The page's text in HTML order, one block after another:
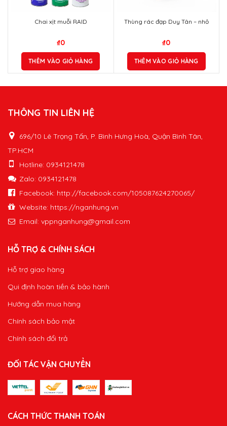
Chai xịt muỗi RAID
₫0
THÊM VÀO GIỎ HÀNG
Thùng rác đạp Duy Tân – nhỏ
₫0
THÊM VÀO GIỎ HÀNG
THÔNG TIN LIÊN HỆ
696/10 Lê Trọng Tấn, P. Bình Hưng Hoà, Quận Bình Tân,
TP.HCM
Hotline: 0934121478
Zalo: 0934121478
Facebook: http://facebook.com/105087624270065/
Website: https://nganhung.vn
Email: vppnganhung@gmail.com
HỖ TRỢ & CHÍNH SÁCH
Hỗ trợ giao hàng
Qui định hoàn tiền & bảo hành
Hướng dẫn mua hàng
Chính sách bảo mật
Chính sách đổi trả
ĐỐI TÁC VẬN CHUYỂN
CÁCH THỨC THANH TOÁN